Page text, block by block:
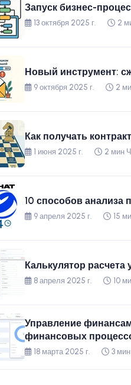
Запуск бизнес-
13 октября 2025 г. 2
Новый инструмент:
9 октября 2025 г. 2
Как получать
1 июня 2025 г. 2 мин
10 способов анализа
9 апреля 2025 г. 15
Калькулятор
8 апреля 2025 г. 10
Управление
финансовых
18 марта 2025 г. 3